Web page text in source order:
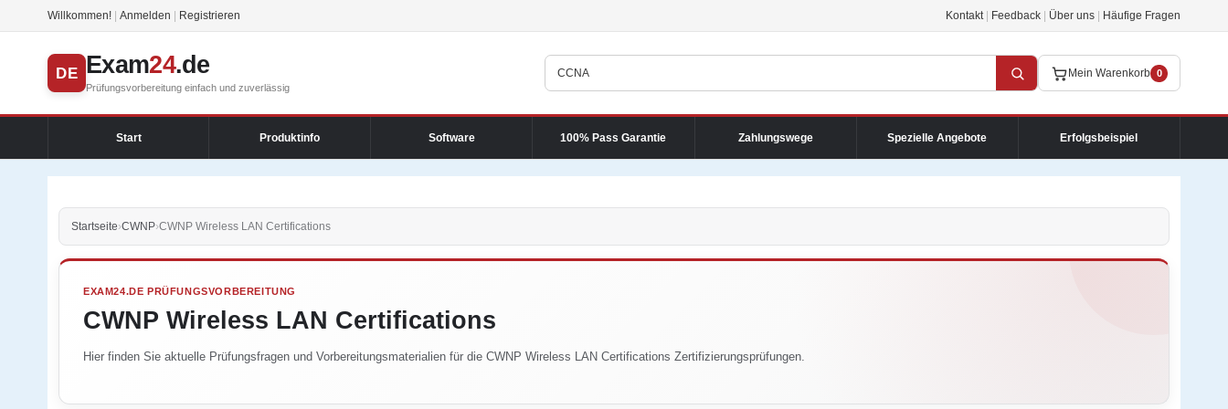
Willkommen! Anmelden Registrieren Kontakt Feedback Über uns Häufige Fragen
DE Exam24.de
Prüfungsvorbereitung einfach und zuverlässig
Mein Warenkorb 0
Start Produktinfo Software 100% Pass Garantie Zahlungswege Spezielle Angebote Erfolgsbeispiel
Startseite›CWNP›CWNP Wireless LAN Certifications
EXAM24.DE PRÜFUNGSVORBEREITUNG
CWNP Wireless LAN Certifications
Hier finden Sie aktuelle Prüfungsfragen und Vorbereitungsmaterialien für die CWNP Wireless LAN Certifications Zertifizierungsprüfungen.